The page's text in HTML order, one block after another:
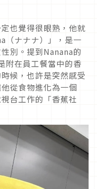
也覺得很眼熟，他就
（ナナナ）」，是一
別。提到Nanana的
附在員工餐當中的香
候，也許是突然感受
從食物進化為一個
台工作的「香蕉社